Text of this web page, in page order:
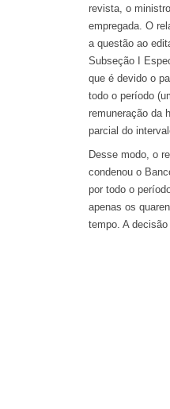
revista, o
empregada. O
a questão ao
Subseção I
que é devido o
todo o período
remuneração da
parcial do
Desse modo, o
condenou o
por todo o
apenas os
tempo. A